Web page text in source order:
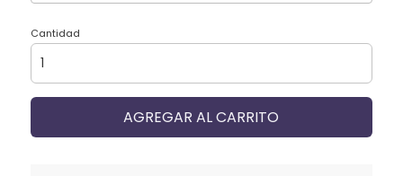
Cantidad
AGREGAR AL CARRITO